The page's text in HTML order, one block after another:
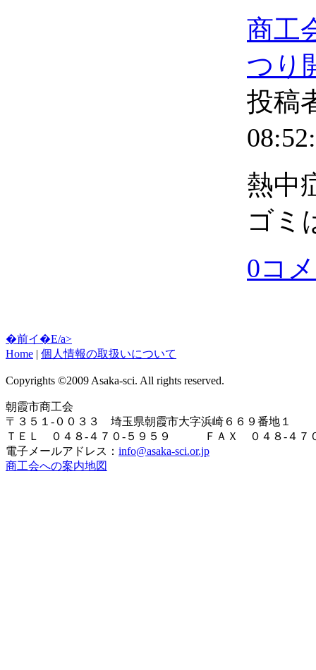
商工
つり
投稿
熱中
ゴミ
0コ
�前イ�E/a>
Home | 個人情報の取扱いについて
Copyrights ©2009 Asaka-sci. All rights reserved.
朝霞市商工会
〒３５１-００３３ 埼玉県朝霞市大字浜崎６６９番地１
ＴＥＬ ０４８-４７０-５９５９ ＦＡＸ ０４８-４７
電子メールアドレス： info@asaka-sci.or.jp
商工会への案内地図